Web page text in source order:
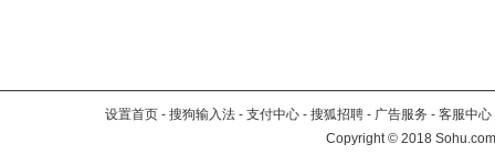
设置首页 - 搜狗输入法 - 支付中心 - 搜狐招聘 - 广告服务 - 客服中心
Copyright©2018